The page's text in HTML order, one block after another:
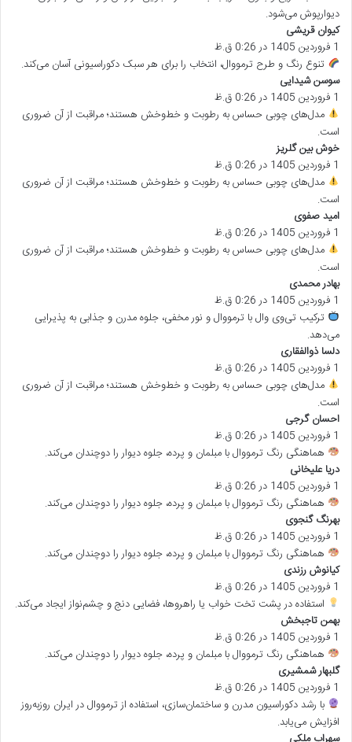
:
دیوارپوش می‌شود.
کیوان قریشی
ف
ت
:
1 فروردین 1405 در 0:26 ق.ظ
تنوع رنگ و طرح ترمووال، انتخاب را برای هر سبک دکوراسیونی آسان می‌کند.
سوسن شیدایی
ف
ت
1 فروردین 1405 در 0:26 ق.ظ
مدل‌های چوبی حساس به رطوبت و خط‌وخش هستند؛ مراقبت از آن ضروری
است.
خوش بین گلریزگ
ف
ت
1 فروردین 1405 در 0:26 ق.ظ
مدل‌های چوبی حساس به رطوبت و خط‌وخش هستند؛ مراقبت از آن ضروری
است.
امید صفوی
ف
ت
1 فروردین 1405 در 0:26 ق.ظ
مدل‌های چوبی حساس به رطوبت و خط‌وخش هستند؛ مراقبت از آن ضروری
است.
بهادر محمدی
ف
ت
1 فروردین 1405 در 0:26 ق.ظ
ترکیب تی‌وی وال با ترمووال و نور مخفی، جلوه مدرن و جذابی به پذیرایی
می‌دهد.
دلسا ذوالفقاری
ف
ت
1 فروردین 1405 در 0:26 ق.ظ
مدل‌های چوبی حساس به رطوبت و خط‌وخش هستند؛ مراقبت از آن ضروری
است.
احسان گرجی
ف
ت
1 فروردین 1405 در 0:26 ق.ظ
هماهنگی رنگ ترمووال با مبلمان و پرده، جلوه دیوار را دوچندان می‌کند.
دریا علیخانی
ف
ت
:
1 فروردین 1405 در 0:26 ق.ظ
هماهنگی رنگ ترمووال با مبلمان و پرده، جلوه دیوار را دوچندان می‌کند.
بهرنگ گنجوی
ف
ت
:
1 فروردین 1405 در 0:26 ق.ظ
هماهنگی رنگ ترمووال با مبلمان و پرده، جلوه دیوار را دوچندان می‌کند.
کیانوش رزندی
ف
ت
:
1 فروردین 1405 در 0:26 ق.ظ
استفاده در پشت تخت خواب یا راهروها، فضایی دنج و چشم‌نواز ایجاد می‌کند.
بهمن تاجبخش
ف
ت
:
1 فروردین 1405 در 0:26 ق.ظ
هماهنگی رنگ ترمووال با مبلمان و پرده، جلوه دیوار را دوچندان می‌کند.
گلبهار شمشیری
ف
ت
1 فروردین 1405 در 0:26 ق.ظ
با رشد دکوراسیون مدرن و ساختمان‌سازی، استفاده از ترمووال در ایران روزبه‌روز
افزایش می‌یابد.